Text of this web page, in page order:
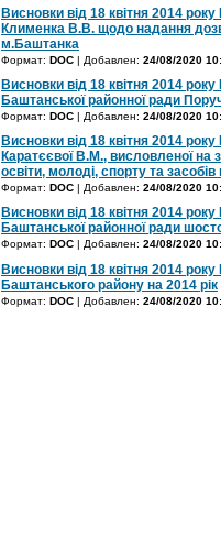
Висновки від 18 квітня 2014
Клименка В.В. щодо надання
м.Баштанка
Формат: DOC | Добавлен: 24/08/2020
Висновки від 18 квітня 2014
Баштанської районної ради
Формат: DOC | Добавлен: 24/08/2020
Висновки від 18 квітня 2014
Каратєєвої В.М., висловленої на
освіти, молоді, спорту та
Формат: DOC | Добавлен: 24/08/2020
Висновки від 18 квітня 2014
Баштанської районної ради
Формат: DOC | Добавлен: 24/08/2020
Висновки від 18 квітня 2014
Баштанського району на 2014 рік
Формат: DOC | Добавлен: 24/08/2020